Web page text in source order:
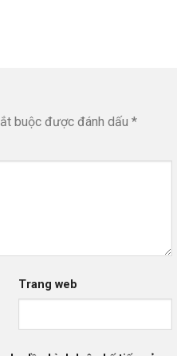
buộc được đánh dấu *
Trang web